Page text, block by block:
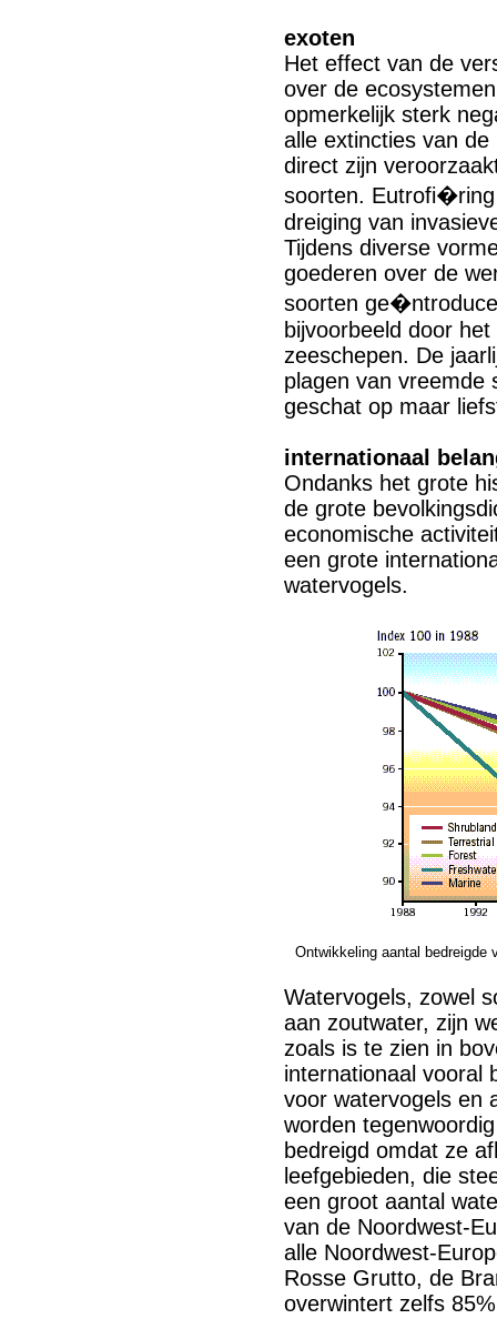
exoten
Het effect van de
over de
opmerkelijk sterk
alle extincties van
direct zijn
soorten. Eutrofi�ring
dreiging van
Tijdens diverse
goederen over de
soorten
bijvoorbeeld door
zeeschepen. De
plagen van vreemde
geschat op maar
internationaal
Ondanks het grote
de grote
economische
een grote
watervogels.
Ontwikkeling aantal bedreigde
Watervogels, zowel
aan zoutwater, zijn
zoals is te zien in
internationaal vooral
voor watervogels en
worden
bedreigd omdat ze
leefgebieden, die
een groot aantal
van de Noordwest-
alle Noordwest-
Rosse Grutto, de
overwintert zelfs